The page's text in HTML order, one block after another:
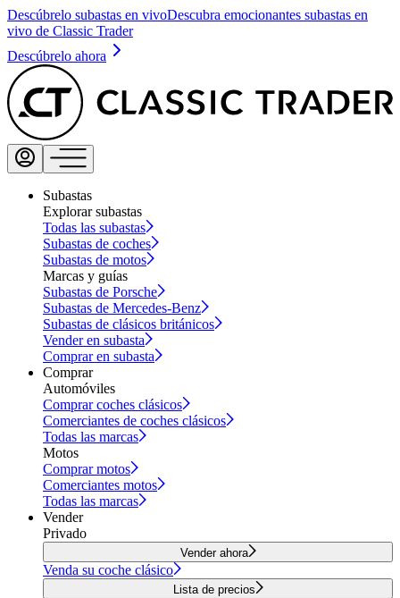
Descúbrelo subastas en vivoDescubra emocionantes subastas en
vivo de Classic Trader
Descúbrelo ahora
Subastas
Explorar subastas
Todas las subastas
Subastas de coches
Subastas de motos
Marcas y guías
Subastas de Porsche
Subastas de Mercedes-Benz
Subastas de clásicos británicos
Vender en subasta
Comprar en subasta
Comprar
Automóviles
Comprar coches clásicos
Comerciantes de coches clásicos
Todas las marcas
Motos
Comprar motos
Comerciantes motos
Todas las marcas
Vender
Privado
Vender ahora
Venda su coche clásico
Lista de precios